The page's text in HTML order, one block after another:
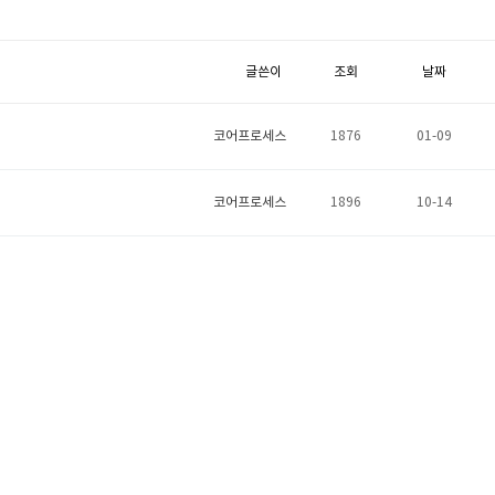
글쓴이 조회 날짜
코어프로세스 1876 01-09
코어프로세스 1896 10-14